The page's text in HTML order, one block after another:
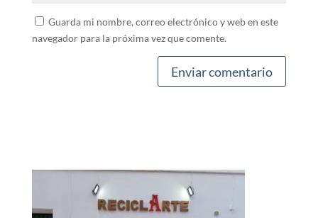
Guarda mi nombre, correo electrónico y web en este
navegador para la próxima vez que comente.